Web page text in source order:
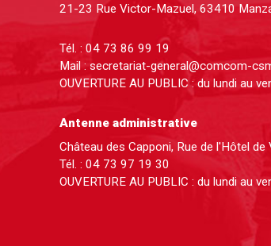
21-23 Rue Victor-Mazuel, 63410
Tél. : 04 73 86 99 19
Mail : secretariat-general@comcom-
OUVERTURE AU PUBLIC : du lundi au
Antenne administrative
Château des Capponi, Rue de l'Hôtel
Tél. : 04 73 97 19 30
OUVERTURE AU PUBLIC : du lundi au